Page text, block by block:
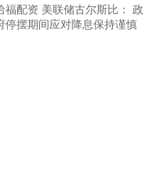
福配资 美联储古尔斯比： 政
停摆期间应对降息保持谨慎